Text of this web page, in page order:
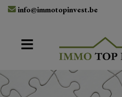
info@immotopinvest.be